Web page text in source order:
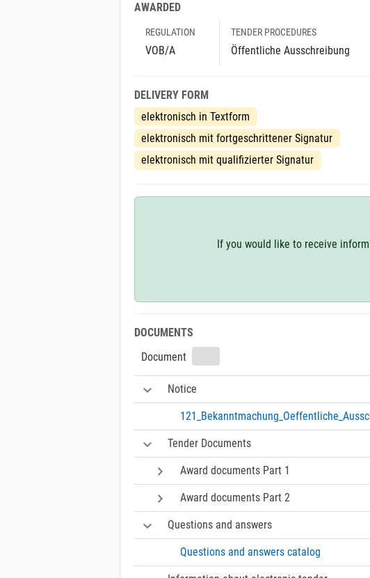
AWARDED
REGULATION
VOB/A
TENDER PROCEDURES
Öffentliche Ausschreibung
DELIVERY FORM
elektronisch in Textform
elektronisch mit fortgeschrittener Signatur
elektronisch mit qualifizierter Signatur
If you would like to receive
DOCUMENTS
Document
Notice
Tender Documents
Award documents Part 1
Award documents Part 2
Questions and answers
Questions and answers catalog